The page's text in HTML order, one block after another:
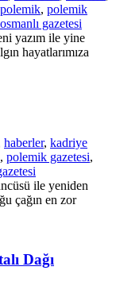
polemik, polemik
gazetesi
yazım ile yine
hayatlarımıza
haberler, kadriye
, polemik gazetesi,
ile yeniden
çağın en zor
Dağı